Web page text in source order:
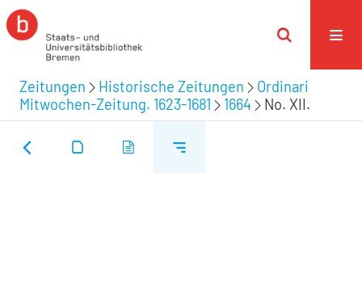
Zeitungen Historische Zeitungen
Ordinari
Mitwochen-Zeitung. 1623-1681
1664 No. XII.